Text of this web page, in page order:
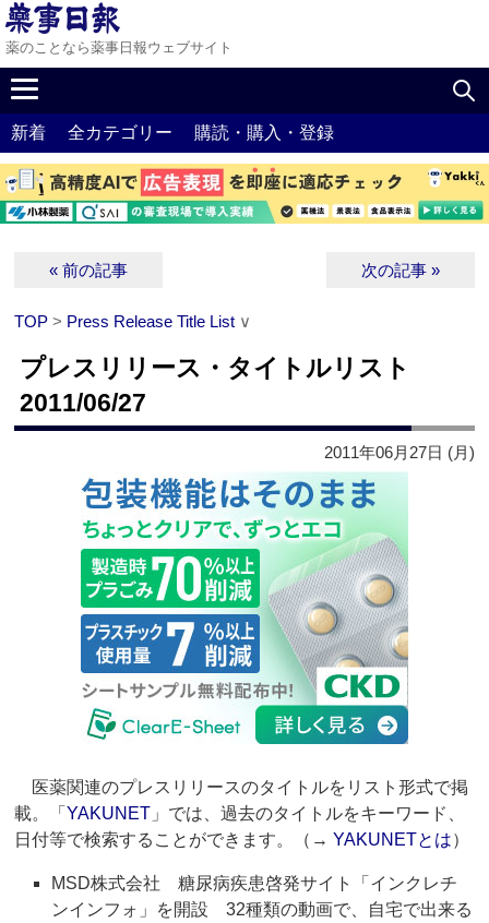
薬のことなら薬事日報ウェブサイト
新着 全カテゴリー 購読・購入・登録
« 前の記事 次の記事 »
TOP > Press Release Title List ∨
プレスリリース・タイトルリスト
2011/06/27
2011年06月27日 (月)
医薬関連のプレスリリースのタイトルをリスト形式で掲
載。「YAKUNET 」では、過去のタイトルをキーワード、
日付等で検索することができます。（→YAKUNETとは）
MSD株式会社 糖尿病疾患啓発サイト「インクレチ
ンインフォ」を開設 32種類の動画で、自宅で出来る